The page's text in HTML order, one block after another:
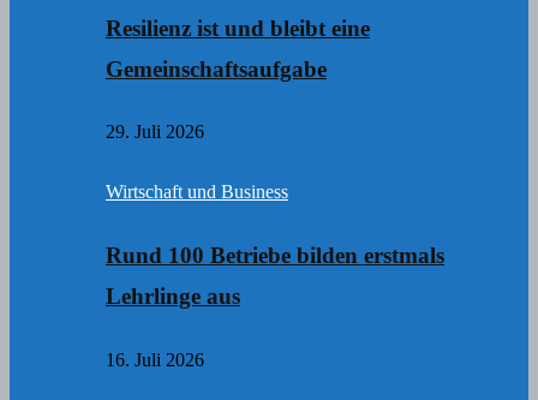
Resilienz ist und bleibt eine
Gemeinschaftsaufgabe
29. Juli 2026
Wirtschaft und Business
Rund 100 Betriebe bilden erstmals
Lehrlinge aus
16. Juli 2026